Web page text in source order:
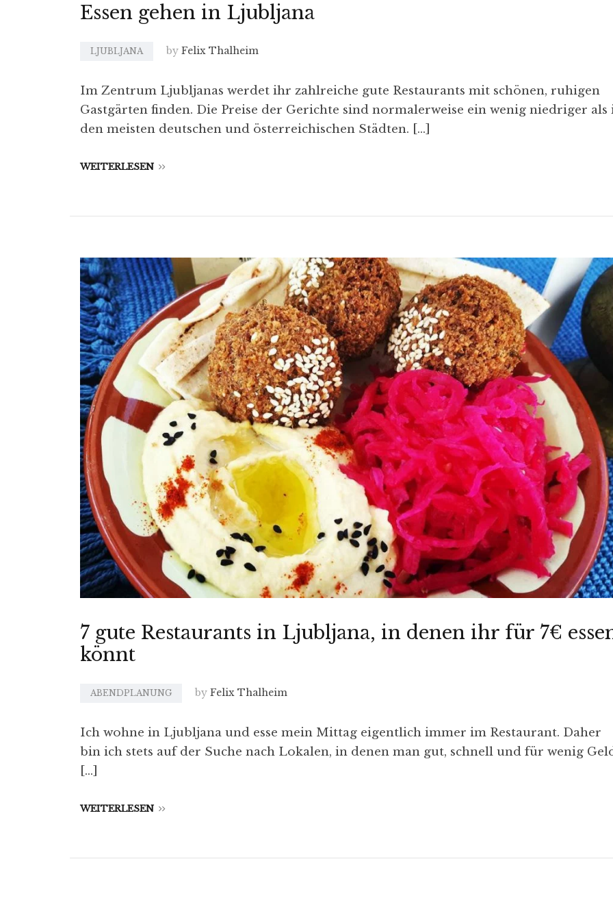
Essen gehen in Ljubljana
LJUBLJANA by Felix Thalheim
Im Zentrum Ljubljanas werdet ihr zahlreiche gute Restaurants mit schönen, ruhigen
Gastgärten finden. Die Preise der Gerichte sind normalerweise ein wenig niedriger als
den meisten deutschen und österreichischen Städten. […]
WEITERLESEN
7 gute Restaurants in Ljubljana, in denen ihr für 7€
könnt
ABENDPLANUNG by Felix Thalheim
Ich wohne in Ljubljana und esse mein Mittag eigentlich immer im Restaurant. Daher
bin ich stets auf der Suche nach Lokalen, in denen man gut, schnell und für wenig
[…]
WEITERLESEN